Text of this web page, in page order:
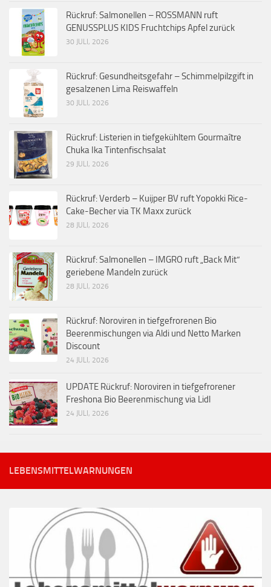
Rückruf: Salmonellen – ROSSMANN ruft
GENUSSPLUS KIDS Fruchtchips Apfel zurück
30 JULI, 2026
Rückruf: Gesundheitsgefahr – Schimmelpilzgift in
gesalzenen Lima Reiswaffeln
30 JULI, 2026
Rückruf: Listerien in tiefgekühltem Gourmaître
Chuka Ika Tintenfischsalat
29 JULI, 2026
Rückruf: Verderb – Kuijper BV ruft Yopokki Rice-
Cake-Becher via TK Maxx zurück
28 JULI, 2026
Rückruf: Salmonellen – IMGRO ruft „Back Mit“
geriebene Mandeln zurück
28 JULI, 2026
Rückruf: Noroviren in tiefgefrorenen Bio
Beerenmischungen via Aldi und Netto Marken
Discount
24 JULI, 2026
UPDATE Rückruf: Noroviren in tiefgefrorener
Freshona Bio Beerenmischung via Lidl
24 JULI, 2026
LEBENSMITTELWARNUNGEN